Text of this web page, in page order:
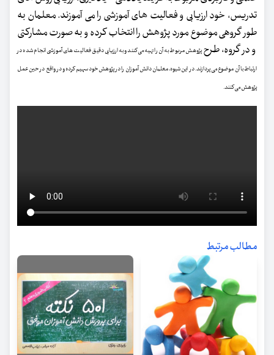
تدریس، خود ارزیابی و فعالیت های آموزشی را می آموزند. معلمان به
طور گروهی موضوع مورد پژوهش را انتخاب کرده و به صورت مشارکتی
و در گروه، طرحپژوهش مربوط به آن را تهیه می کنند و به ارزیابی دقیق فعالیت های آموزشی انجام شده در
ارتباط با آن موضوع می پردازند. در این شیوه، معلمان دانش آموزان را در پژوهش خود سهیم کرده و در واقع در حین عمل
پژوهش می کنند.
مطالب مرتبط